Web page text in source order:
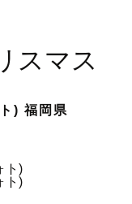
スマス
) 福岡県